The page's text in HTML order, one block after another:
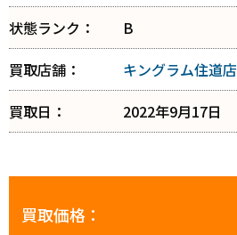
状態ランク：
B
買取店舗：
キングラム住道店
買取日：
2022年9月17日
買取価格：